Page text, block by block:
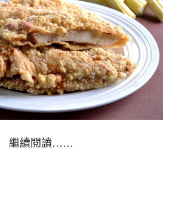
繼續閱讀……